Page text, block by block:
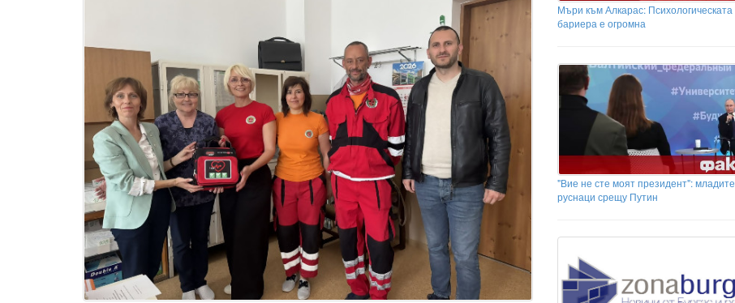
Мъри към Алкарас: Психологическата
бариера е огромна
"Вие не сте моят президент": младите
руснаци срещу Путин